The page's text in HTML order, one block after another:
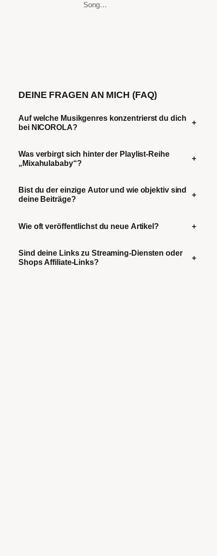
Song…
DEINE FRAGEN AN MICH (FAQ)
Auf welche Musikgenres konzentrierst du dich
bei NICOROLA?
+
Was verbirgt sich hinter der Playlist-Reihe
„Mixahulababy“?
+
Bist du der einzige Autor und wie objektiv sind
deine Beiträge?
+
Wie oft veröffentlichst du neue Artikel? +
Sind deine Links zu Streaming-Diensten oder
Shops Affiliate-Links?
+